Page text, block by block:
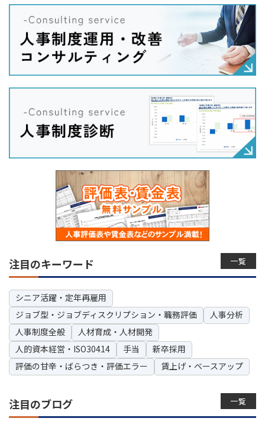
一覧
注目のキーワード
シニア活躍・定年再雇用
ジョブ型・ジョブディスクリプション・職務評価
人事分析
人事制度全般
人材育成・人材開発
人的資本経営・ISO30414
手当
新卒採用
評価の甘辛・ばらつき・評価エラー
賃上げ・ベースアップ
一覧
注目のブログ